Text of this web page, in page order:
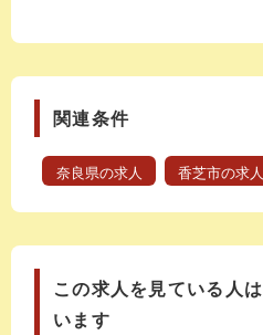
関連条件
奈良県の求人 香芝市の求人
この求人を見ている人
います